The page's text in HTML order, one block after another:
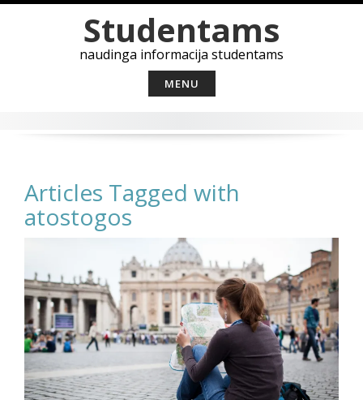
Studentams
naudinga informacija studentams
MENU
Articles Tagged with
atostogos